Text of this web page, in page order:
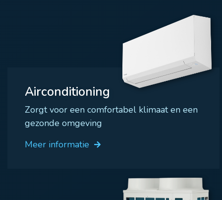
Airconditioning
Zorgt voor een comfortabel klimaat en een
gezonde omgeving
Meer informatie